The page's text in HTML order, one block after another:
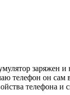
заряжен
телефон он сам
телефона